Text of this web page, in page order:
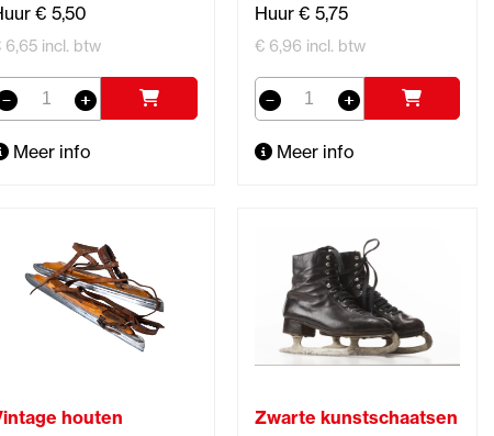
€ 5,50
6,65 incl. btw
Meer info
Huur € 5,75
€ 6,96 incl. btw
Meer info
houten
Zwarte kunstschaatsen